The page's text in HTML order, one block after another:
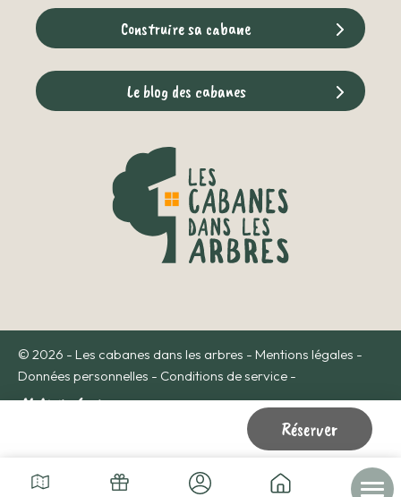
Réserver
Construire sa cabane
Le blog des cabanes
© 2026 - Les cabanes dans les arbres - Mentions légales -
Données personnelles - Conditions de service -